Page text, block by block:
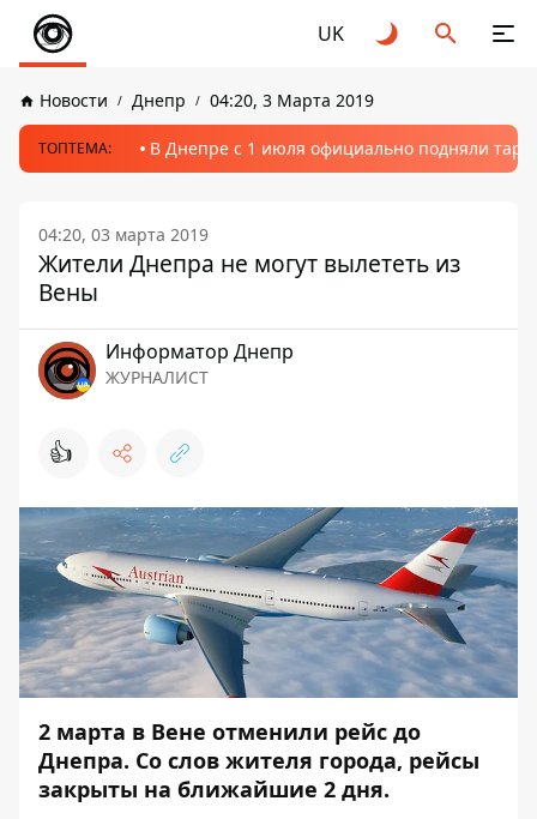
UK
Новости Днепр 04:20, 3 Марта 2019
ТОПТЕМА: В Днепре с 1 июля официально подняли
04:20, 03 марта 2019
Жители Днепра не могут вылететь из
Вены
Информатор Днепр
ЖУРНАЛИСТ
👍
2 марта в Вене отменили рейс до
Днепра. Со слов жителя города, рейсы
закрыты на ближайшие 2 дня.